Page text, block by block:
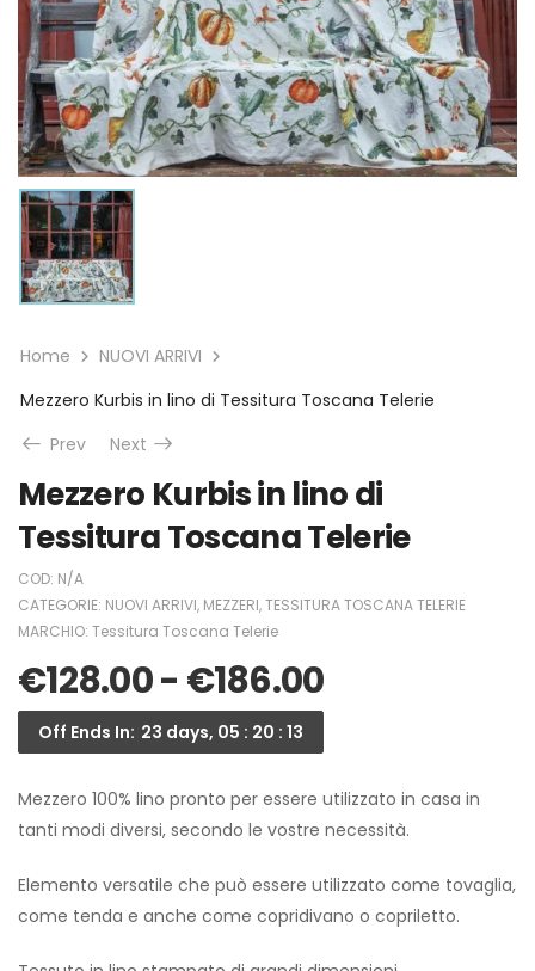
Home
NUOVI ARRIVI
Mezzero Kurbis in lino di Tessitura Toscana Telerie
Prev
Next
Mezzero Kurbis in lino di
Tessitura Toscana Telerie
COD: N/A
CATEGORIE: NUOVI ARRIVI, MEZZERI,TESSITURA TOSCANA TELERIE
MARCHIO: Tessitura Toscana Telerie
€128.00- €186.00
Off Ends In: 23 days, 05 : 20 : 13
Mezzero 100% lino pronto per essere utilizzato in casa in
tanti modi diversi, secondo le vostre necessità.
Elemento versatile che può essere utilizzato come tovaglia,
come tenda e anche come copridivano o copriletto.